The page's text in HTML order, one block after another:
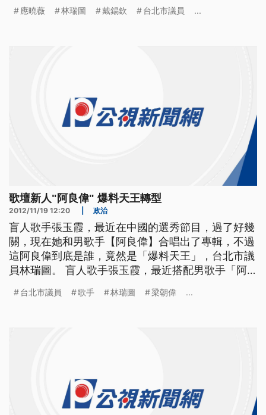
調還要擴大約談 當初投下贊成票的其他議員 而戴錫
應曉薇 林瑞圖 戴錫欽 台北市議員 ...
歌壇新人"阿良偉" 爆料天王轉型
2012/11/19 12:20 政治
盲人歌手張玉霞，最近在中國的選秀節目，過了好幾
關，現在她和男歌手【阿良偉】合唱出了專輯，不過
這阿良偉到底是誰，竟然是「爆料天王」，台北市議
員林瑞圖。 盲人歌手張玉霞，最近搭配男歌手「阿
喉引起不少人關注，到底這位神秘男歌手「阿良偉」
台北市議員 歌手 林瑞圖 梁朝偉 ...